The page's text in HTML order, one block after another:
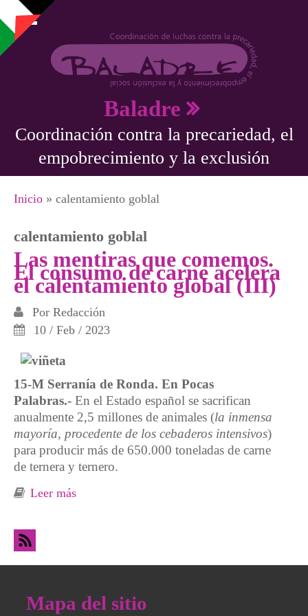
Pasar al contenido principal
Baladre
Coordinación contra la precariedad, el
empobrecimiento y la exclusión
Se encuentra usted aquí
Inicio » calentamiento goblal
calentamiento goblal
Las mentiras que comemos.
El consumo de carne acelera
el calentamiento global (III)
Por Redacción
10 / Feb / 2023
15-M Serranía de Ronda. En Pocas
Palabras.- En el Estado español se sacrifican
anualmente 2,5 millones de animales (la inmensa
mayoría, procedente de los cebaderos intensivos)
para producir más de 650.000 toneladas de carne
de ternera y ternero.
Leer más
Mapa del sitio